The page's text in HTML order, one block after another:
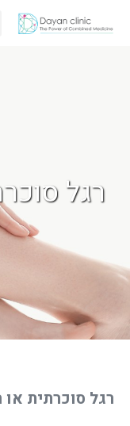
רגל
רגל סוכרתית